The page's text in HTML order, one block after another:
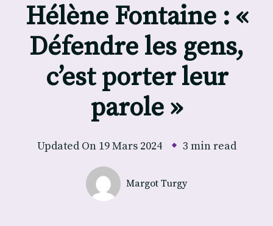
Hélène Fontaine : «
Défendre les gens,
c’est porter leur
parole »
Updated On 19 Mars 2024 3 min read
Margot Turgy